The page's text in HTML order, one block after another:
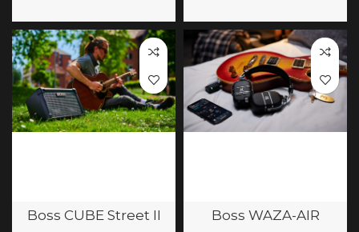
Boss CUBE Street II Boss WAZA-AIR